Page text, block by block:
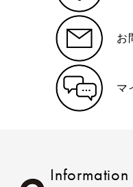
お
マ
Information